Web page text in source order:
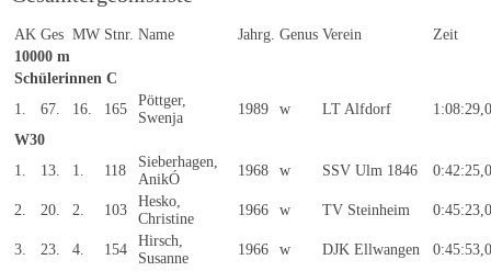
AK Ges MW Stnr. Name Jahrg. Genus Verein
Zeit
10000 m
Schülerinnen C
1.
67. 16. 165
Pöttger,
Swenja
1989 w LT Alfdorf
W30
1.
13. 1. 118
Sieberhagen,
AnikÓ
1968 w SSV Ulm 1846
2. 20. 2. 103
Hesko,
Christine
1966 w TV Steinheim
3. 23. 4. 154
Hirsch,
Susanne
1966 w DJK Ellwangen